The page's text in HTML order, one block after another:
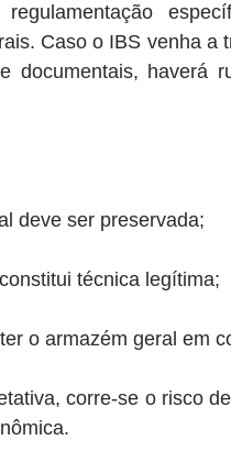
Caso o IBS venha a
documentais, haverá
deve ser preservada;
técnica legítima;
o armazém geral em
corre-se o risco